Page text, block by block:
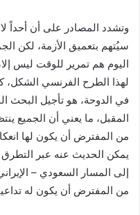
وتشدد المصادر على أن أحداً
سيُتهم بتعميق الأزمة، لكن
اليوم هم تمرير للوقت ليس
لهذا الطرح الفرنسي
في الدوحة، هو تأجيل البحث
المقبل، ما يعني أن الجميع
من المفترض أن يكون لها
يمكن الحديث عنه عبر التطرق
إلى المسار السعودي –
من المفترض أن يكون له